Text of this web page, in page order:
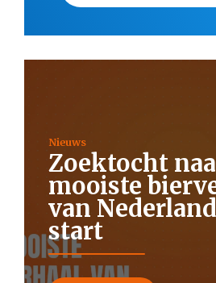
Nieuws
Zoektocht
mooiste
van
start